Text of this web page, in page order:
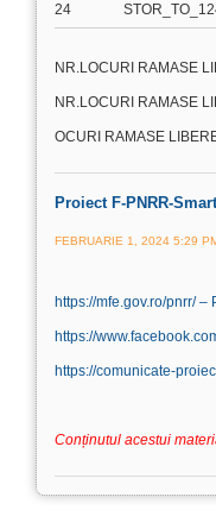
24
NR.LOCURI RAMASE
NR.LOCURI RAMASE
OCURI RAMASE
Proiect F-PNRR-
FEBRUARIE 1, 2024 5:29
https://mfe.gov.ro/pnrr/
https://
https://comunicate-
Conținutul acestui